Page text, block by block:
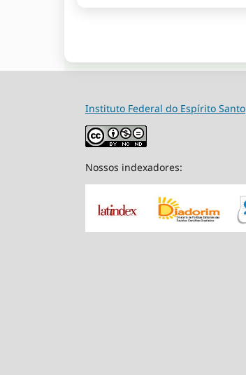
Instituto Federal do Espírito Santo
Nossos indexadores: